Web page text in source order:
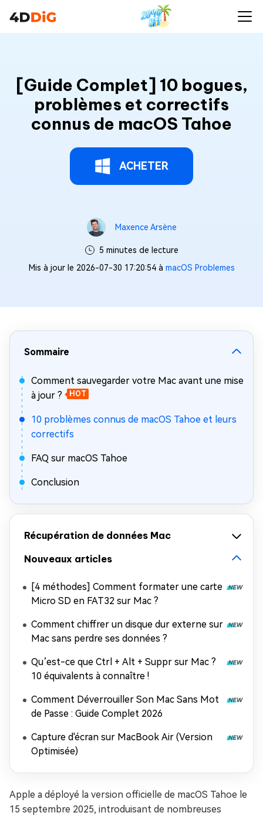
[Guide Complet] 10 bogues,
problèmes et correctifs
connus de macOS Tahoe
ACHETER
Maxence Arsène
5 minutes de lecture
Mis à jour le 2026-07-30 17:20:54 à macOS Problemes
Sommaire
Comment sauvegarder votre Mac avant une mise
à jour ?
HOT
10 problèmes connus de macOS Tahoe et leurs
correctifs
FAQ sur macOS Tahoe
Conclusion
Récupération de données Mac
Nouveaux articles
[4 méthodes] Comment formater une carte
Micro SD en FAT32 sur Mac ?
Comment chiffrer un disque dur externe sur
Mac sans perdre ses données ?
Qu’est-ce que Ctrl + Alt + Suppr sur Mac ?
10 équivalents à connaître !
Comment Déverrouiller Son Mac Sans Mot
de Passe : Guide Complet 2026
Capture d'écran sur MacBook Air (Version
Optimisée)
Apple a déployé la version officielle de macOS Tahoe le
15 septembre 2025, introduisant de nombreuses